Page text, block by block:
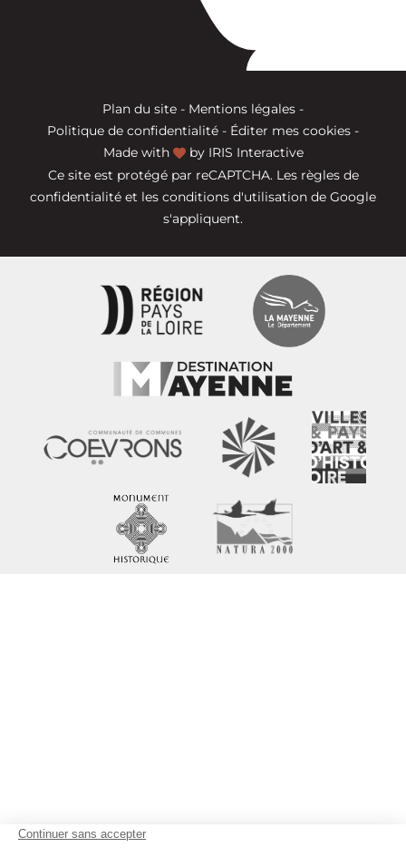
Plan du site - Mentions légales -
Politique de confidentialité - Éditer mes cookies -
Made with
by IRIS Interactive
Ce site est protégé par reCAPTCHA. Les règles de
confidentialité et les conditions d'utilisation de Google
s'appliquent.